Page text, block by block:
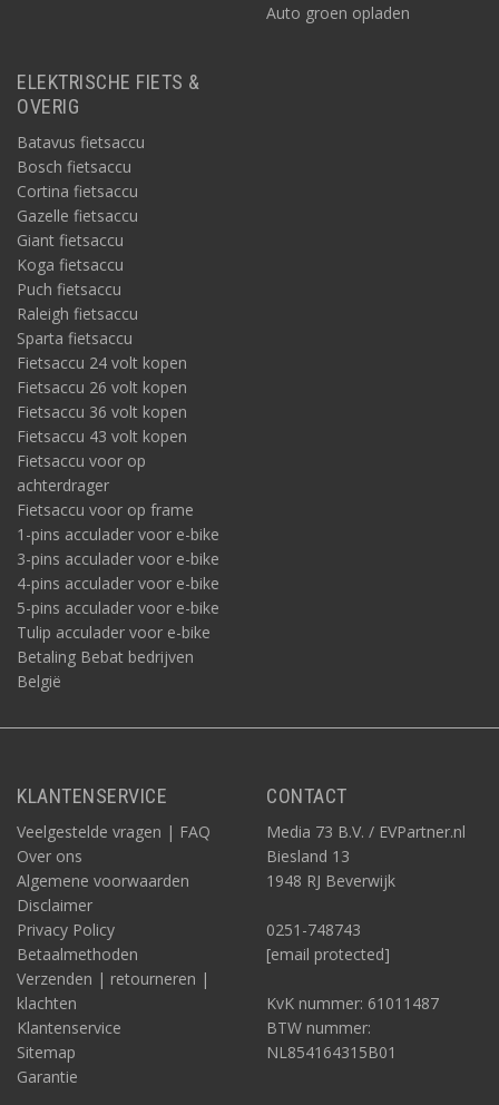
Auto groen opladen
ELEKTRISCHE FIETS &
OVERIG
Batavus fietsaccu
Bosch fietsaccu
Cortina fietsaccu
Gazelle fietsaccu
Giant fietsaccu
Koga fietsaccu
Puch fietsaccu
Raleigh fietsaccu
Sparta fietsaccu
Fietsaccu 24 volt kopen
Fietsaccu 26 volt kopen
Fietsaccu 36 volt kopen
Fietsaccu 43 volt kopen
Fietsaccu voor op
achterdrager
Fietsaccu voor op frame
1-pins acculader voor e-bike
3-pins acculader voor e-bike
4-pins acculader voor e-bike
5-pins acculader voor e-bike
Tulip acculader voor e-bike
Betaling Bebat bedrijven
België
KLANTENSERVICE
Veelgestelde vragen | FAQ
Over ons
Algemene voorwaarden
Disclaimer
Privacy Policy
Betaalmethoden
Verzenden | retourneren |
klachten
Klantenservice
Sitemap
Garantie
CONTACT
Media 73 B.V. / EVPartner.nl
Biesland 13
1948 RJ Beverwijk
0251-748743
[email protected]
KvK nummer: 61011487
BTW nummer:
NL854164315B01